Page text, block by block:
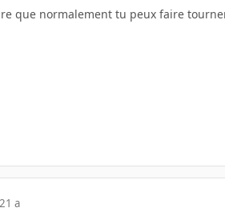
que normalement tu peux faire
21 a